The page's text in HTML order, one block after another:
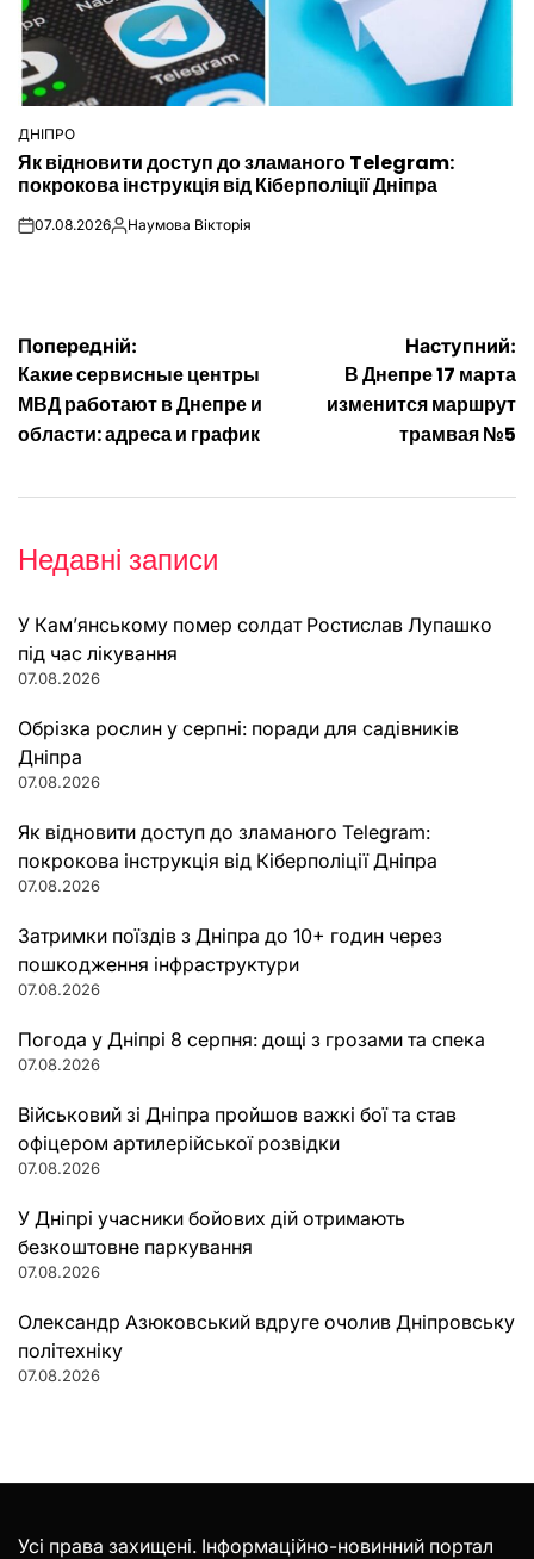
ОПУБЛІКУВАТИ
У
ДНІПРО
Як відновити доступ до зламаного Telegram:
покрокова інструкція від Кіберполіції Дніпра
on07.08.2026Опубліковано
Наумова Вікторія
Навігація
записів
Попередній:
Какие сервисные центры
МВД работают в Днепре и
области: адреса и график
Наступний:
В Днепре 17 марта
изменится маршрут
трамвая №5
Недавні записи
У Кам’янському помер солдат Ростислав Лупашко
під час лікування
07.08.2026
Обрізка рослин у серпні: поради для садівників
Дніпра
07.08.2026
Як відновити доступ до зламаного Telegram:
покрокова інструкція від Кіберполіції Дніпра
07.08.2026
Затримки поїздів з Дніпра до 10+ годин через
пошкодження інфраструктури
07.08.2026
Погода у Дніпрі 8 серпня: дощі з грозами та спека
07.08.2026
Військовий зі Дніпра пройшов важкі бої та став
офіцером артилерійської розвідки
07.08.2026
У Дніпрі учасники бойових дій отримають
безкоштовне паркування
07.08.2026
Олександр Азюковський вдруге очолив Дніпровську
політехніку
07.08.2026
Усі права захищені. Інформаційно-новинний портал